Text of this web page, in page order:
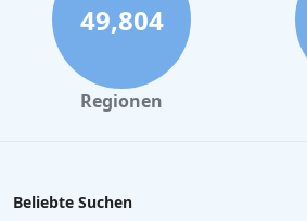
49,804
Regionen
Beliebte Suchen